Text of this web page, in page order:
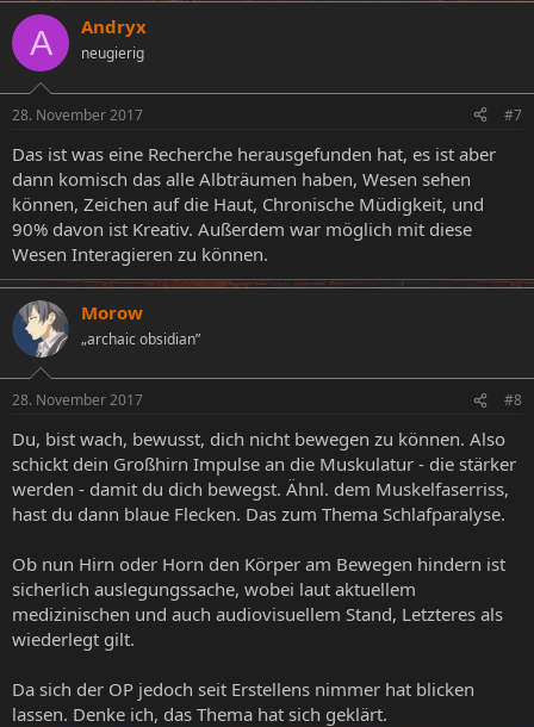
A Andryx
neugierig
28. November 2017 #7
Das ist was eine Recherche herausgefunden hat, es ist aber
dann komisch das alle Albträumen haben, Wesen sehen
können, Zeichen auf die Haut, Chronische Müdigkeit, und
90% davon ist Kreativ. Außerdem war möglich mit diese
Wesen Interagieren zu können.
Morow
„archaic obsidian”
28. November 2017 #8
Du, bist wach, bewusst, dich nicht bewegen zu können. Also
schickt dein Großhirn Impulse an die Muskulatur - die stärker
werden - damit du dich bewegst. Ähnl. dem Muskelfaserriss,
hast du dann blaue Flecken. Das zum Thema Schlafparalyse.
Ob nun Hirn oder Horn den Körper am Bewegen hindern ist
sicherlich auslegungssache, wobei laut aktuellem
medizinischen und auch audiovisuellem Stand, Letzteres als
wiederlegt gilt.
Da sich der OP jedoch seit Erstellens nimmer hat blicken
lassen. Denke ich, das Thema hat sich geklärt.